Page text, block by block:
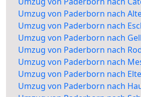
Umzug von Paderborn nach
Umzug von Paderborn nach
Umzug von Paderborn nach
Umzug von Paderborn nach
Umzug von Paderborn nach
Umzug von Paderborn nach Elte
Umzug von Paderborn nach